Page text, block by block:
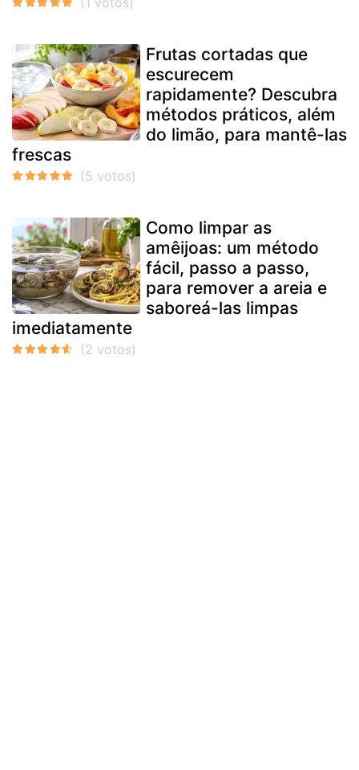
Frutas cortadas que
escurecem
rapidamente? Descubra
métodos práticos, além
do limão, para mantê-las
frescas
Como limpar as
amêijoas: um método
fácil, passo a passo,
para remover a areia e
saboreá-las limpas
imediatamente